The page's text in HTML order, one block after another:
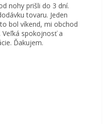
nohy prišli do 3 dní.
tovaru. Jeden
bol víkend, mi obchod
Veľká spokojnosť a
Ďakujem.
je 5 z 5 hviezdičiek.
je 5 z 5 hviezdičiek.